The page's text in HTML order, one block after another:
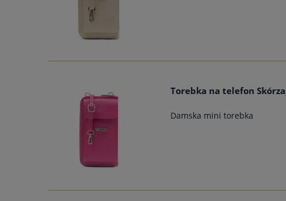
Torebka na telefon
Damska mini torebka